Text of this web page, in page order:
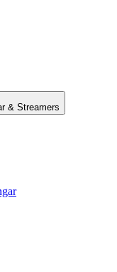
& Streamers